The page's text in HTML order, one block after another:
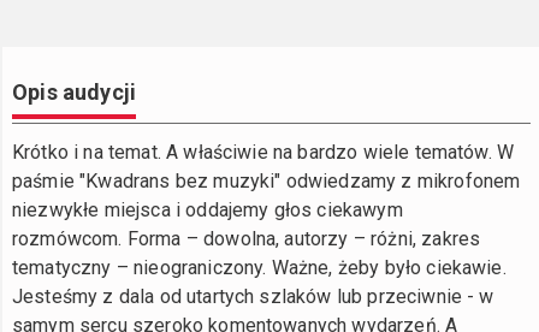
Opis audycji
Krótko i na temat. A właściwie na bardzo wiele tematów. W
paśmie "Kwadrans bez muzyki" odwiedzamy z mikrofonem
niezwykłe miejsca i oddajemy głos ciekawym
rozmówcom. Forma – dowolna, autorzy – różni, zakres
tematyczny – nieograniczony. Ważne, żeby było ciekawie.
Jesteśmy z dala od utartych szlaków lub przeciwnie - w
samym sercu szeroko komentowanych wydarzeń. A